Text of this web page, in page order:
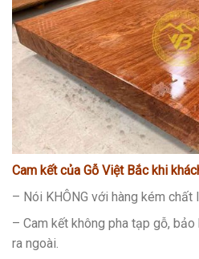
Cam kết của Gỗ Việt Bắc khi
– Nói KHÔNG với hàng kém chất
– Cam kết không pha tạp gỗ,
ra ngoài.